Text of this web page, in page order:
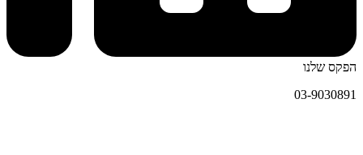
הפקס שלנו
03-9030891